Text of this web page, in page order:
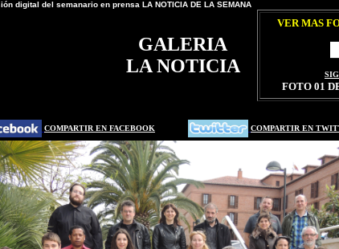
digital del semanario en prensa LA NOTICIA DE LA SEMANA
GALERIA
LA NOTICIA
VER MAS
FOTO 01
COMPARTIR EN FACEBOOK COMPARTIR EN